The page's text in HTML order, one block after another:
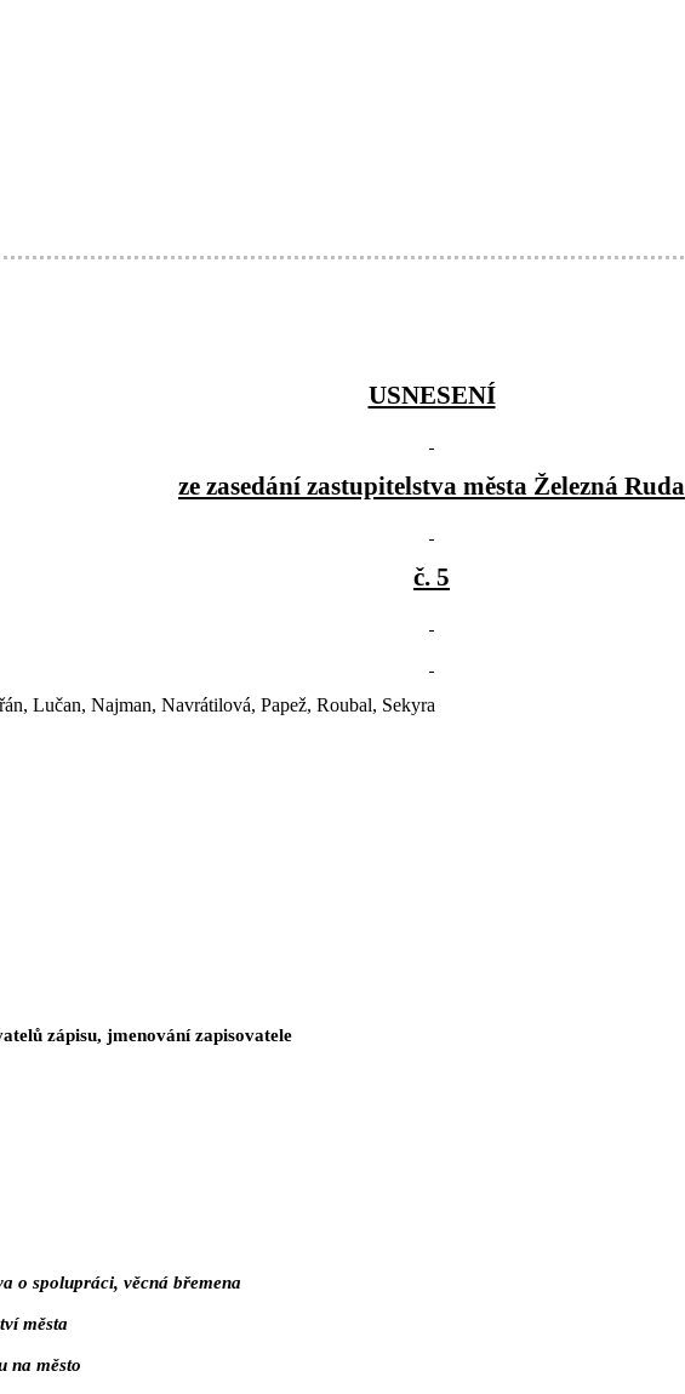
USNESENÍ
ze zasedání zastupitelstva města Železná Ruda
č. 5
Lučan, Najman, Navrátilová, Papež, Roubal, Sekyra
zápisu, jmenování zapisovatele
o spolupráci, věcná břemena
na město